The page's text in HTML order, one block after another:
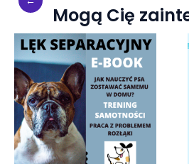
Mogą Cię